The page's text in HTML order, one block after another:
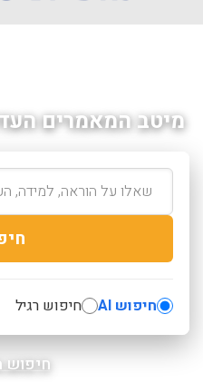
מיטב המאמרים
חיפוש AI חיפוש רגיל